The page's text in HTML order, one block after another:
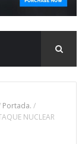
Portada. /
NUCLEAR